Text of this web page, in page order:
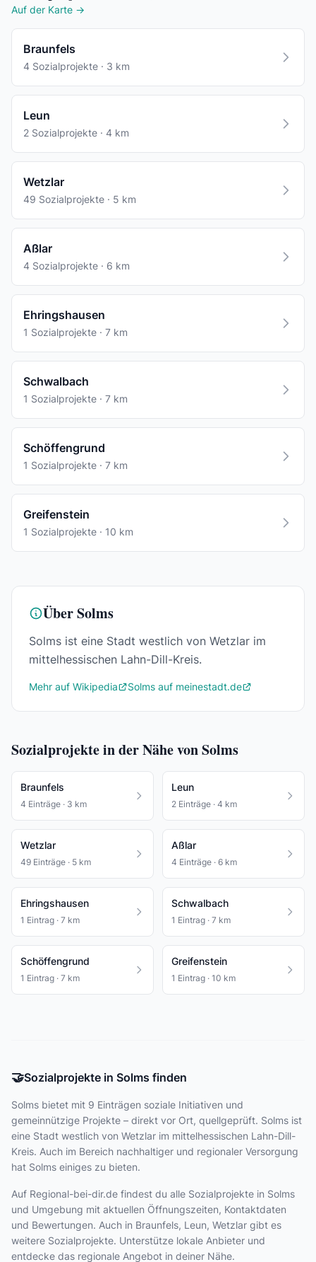
Auf der Karte →
Braunfels
4 Sozialprojekte · 3 km
Leun
2 Sozialprojekte · 4 km
Wetzlar
49 Sozialprojekte · 5 km
Aßlar
4 Sozialprojekte · 6 km
Ehringshausen
1 Sozialprojekte · 7 km
Schwalbach
1 Sozialprojekte · 7 km
Schöffengrund
1 Sozialprojekte · 7 km
Greifenstein
1 Sozialprojekte · 10 km
Über Solms
Solms ist eine Stadt westlich von Wetzlar im
mittelhessischen Lahn-Dill-Kreis.
Mehr auf Wikipedia Solms auf meinestadt.de
Sozialprojekte in der Nähe von Solms
Braunfels
4 Einträge · 3 km
Leun
2 Einträge · 4 km
Wetzlar
49 Einträge · 5 km
Aßlar
4 Einträge · 6 km
Ehringshausen
1 Eintrag · 7 km
Schwalbach
1 Eintrag · 7 km
Schöffengrund
1 Eintrag · 7 km
Greifenstein
1 Eintrag · 10 km
🤝Sozialprojekte in Solms finden
Solms bietet mit 9 Einträgen soziale Initiativen und
gemeinnützige Projekte – direkt vor Ort, quellgeprüft. Solms ist
eine Stadt westlich von Wetzlar im mittelhessischen Lahn-Dill-
Kreis. Auch im Bereich nachhaltiger und regionaler Versorgung
hat Solms einiges zu bieten.
Auf Regional-bei-dir.de findest du alle Sozialprojekte in Solms
und Umgebung mit aktuellen Öffnungszeiten, Kontaktdaten
und Bewertungen. Auch in Braunfels, Leun, Wetzlar gibt es
weitere Sozialprojekte. Unterstütze lokale Anbieter und
entdecke das regionale Angebot in deiner Nähe.